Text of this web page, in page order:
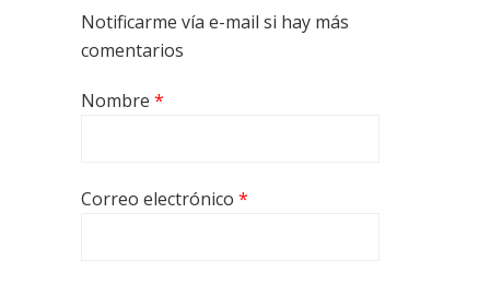
Notificarme vía e-mail si hay más
comentarios
Nombre *
Correo electrónico *